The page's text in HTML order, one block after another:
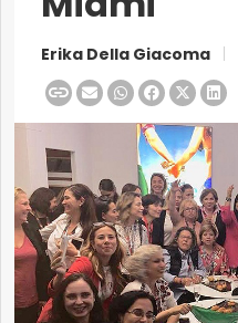
Erika Della Giacoma